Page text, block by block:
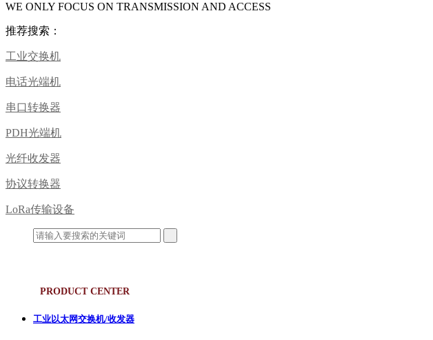
WE ONLY FOCUS ON TRANSMISSION AND ACCESS
推荐搜索：
工业交换机
电话光端机
串口转换器
PDH光端机
光纤收发器
协议转换器
LoRa传输设备
PRODUCT CENTER
工业以太网交换机/收发器